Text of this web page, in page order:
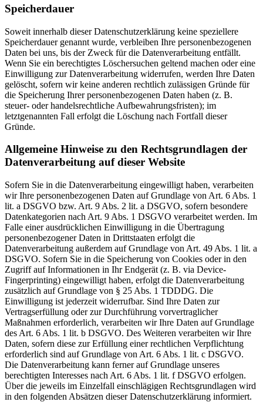
Speicherdauer
Soweit innerhalb dieser Datenschutzerklärung keine speziellere
Speicherdauer genannt wurde, verbleiben Ihre personenbezogenen
Daten bei uns, bis der Zweck für die Datenverarbeitung entfällt.
Wenn Sie ein berechtigtes Löschersuchen geltend machen oder eine
Einwilligung zur Datenverarbeitung widerrufen, werden Ihre Daten
gelöscht, sofern wir keine anderen rechtlich zulässigen Gründe für
die Speicherung Ihrer personenbezogenen Daten haben (z. B.
steuer- oder handelsrechtliche Aufbewahrungsfristen); im
letztgenannten Fall erfolgt die Löschung nach Fortfall dieser
Gründe.
Allgemeine Hinweise zu den Rechtsgrundlagen der
Datenverarbeitung auf dieser Website
Sofern Sie in die Datenverarbeitung eingewilligt haben, verarbeiten
wir Ihre personenbezogenen Daten auf Grundlage von Art. 6 Abs. 1
lit. a DSGVO bzw. Art. 9 Abs. 2 lit. a DSGVO, sofern besondere
Datenkategorien nach Art. 9 Abs. 1 DSGVO verarbeitet werden. Im
Falle einer ausdrücklichen Einwilligung in die Übertragung
personenbezogener Daten in Drittstaaten erfolgt die
Datenverarbeitung außerdem auf Grundlage von Art. 49 Abs. 1 lit. a
DSGVO. Sofern Sie in die Speicherung von Cookies oder in den
Zugriff auf Informationen in Ihr Endgerät (z. B. via Device-
Fingerprinting) eingewilligt haben, erfolgt die Datenverarbeitung
zusätzlich auf Grundlage von § 25 Abs. 1 TDDDG. Die
Einwilligung ist jederzeit widerrufbar. Sind Ihre Daten zur
Vertragserfüllung oder zur Durchführung vorvertraglicher
Maßnahmen erforderlich, verarbeiten wir Ihre Daten auf Grundlage
des Art. 6 Abs. 1 lit. b DSGVO. Des Weiteren verarbeiten wir Ihre
Daten, sofern diese zur Erfüllung einer rechtlichen Verpflichtung
erforderlich sind auf Grundlage von Art. 6 Abs. 1 lit. c DSGVO.
Die Datenverarbeitung kann ferner auf Grundlage unseres
berechtigten Interesses nach Art. 6 Abs. 1 lit. f DSGVO erfolgen.
Über die jeweils im Einzelfall einschlägigen Rechtsgrundlagen wird
in den folgenden Absätzen dieser Datenschutzerklärung informiert.